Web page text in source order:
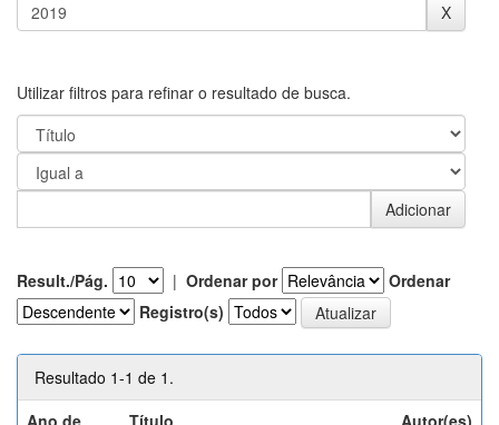
Utilizar filtros para refinar o resultado de busca.
Result./Pág. | Ordenar por
Ordenar
Registro(s)
Resultado 1-1 de 1.
Ano de
Título Autor(es)